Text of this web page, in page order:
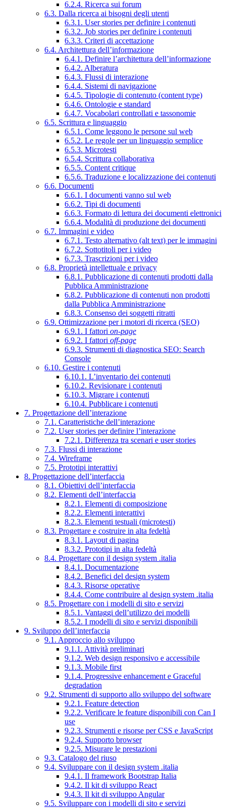
6.2.4. Ricerca sui forum
6.3. Dalla ricerca ai bisogni degli utenti
6.3.1. User stories per definire i contenuti
6.3.2. Job stories per definire i contenuti
6.3.3. Criteri di accettazione
6.4. Architettura dell’informazione
6.4.1. Definire l’architettura dell’informazione
6.4.2. Alberatura
6.4.3. Flussi di interazione
6.4.4. Sistemi di navigazione
6.4.5. Tipologie di contenuto (content type)
6.4.6. Ontologie e standard
6.4.7. Vocabolari controllati e tassonomie
6.5. Scrittura e linguaggio
6.5.1. Come leggono le persone sul web
6.5.2. Le regole per un linguaggio semplice
6.5.3. Microtesti
6.5.4. Scrittura collaborativa
6.5.5. Content critique
6.5.6. Traduzione e localizzazione dei contenuti
6.6. Documenti
6.6.1. I documenti vanno sul web
6.6.2. Tipi di documenti
6.6.3. Formato di lettura dei documenti elettronici
6.6.4. Modalità di produzione dei documenti
6.7. Immagini e video
6.7.1. Testo alternativo (alt text) per le immagini
6.7.2. Sottotitoli per i video
6.7.3. Trascrizioni per i video
6.8. Proprietà intellettuale e privacy
6.8.1. Pubblicazione di contenuti prodotti dalla
Pubblica Amministrazione
6.8.2. Pubblicazione di contenuti non prodotti
dalla Pubblica Amministrazione
6.8.3. Consenso dei soggetti ritratti
6.9. Ottimizzazione per i motori di ricerca (SEO)
6.9.1. I fattori on-page
6.9.2. I fattori off-page
6.9.3. Strumenti di diagnostica SEO: Search
Console
6.10. Gestire i contenuti
6.10.1. L’inventario dei contenuti
6.10.2. Revisionare i contenuti
6.10.3. Migrare i contenuti
6.10.4. Pubblicare i contenuti
7. Progettazione dell’interazione
7.1. Caratteristiche dell’interazione
7.2. User stories per definire l’interazione
7.2.1. Differenza tra scenari e user stories
7.3. Flussi di interazione
7.4. Wireframe
7.5. Prototipi interattivi
8. Progettazione dell’interfaccia
8.1. Obiettivi dell’interfaccia
8.2. Elementi dell’interfaccia
8.2.1. Elementi di composizione
8.2.2. Elementi interattivi
8.2.3. Elementi testuali (microtesti)
8.3. Progettare e costruire in alta fedeltà
8.3.1. Layout di pagina
8.3.2. Prototipi in alta fedeltà
8.4. Progettare con il design system .italia
8.4.1. Documentazione
8.4.2. Benefici del design system
8.4.3. Risorse operative
8.4.4. Come contribuire al design system .italia
8.5. Progettare con i modelli di sito e servizi
8.5.1. Vantaggi dell’utilizzo dei modelli
8.5.2. I modelli di sito e servizi disponibili
9. Sviluppo dell’interfaccia
9.1. Approccio allo sviluppo
9.1.1. Attività preliminari
9.1.2. Web design responsivo e accessibile
9.1.3. Mobile first
9.1.4. Progressive enhancement e Graceful
degradation
9.2. Strumenti di supporto allo sviluppo del software
9.2.1. Feature detection
9.2.2. Verificare le feature disponibili con Can I
use
9.2.3. Strumenti e risorse per CSS e JavaScript
9.2.4. Supporto browser
9.2.5. Misurare le prestazioni
9.3. Catalogo del riuso
9.4. Sviluppare con il design system .italia
9.4.1. Il framework Bootstrap Italia
9.4.2. Il kit di sviluppo React
9.4.3. Il kit di sviluppo Angular
9.5. Sviluppare con i modelli di sito e servizi